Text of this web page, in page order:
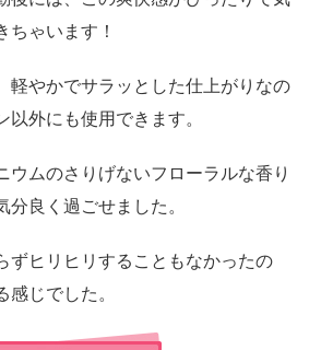
ゃいます！
軽やかでサラッとした仕上がりなの
外にも使用できます。
ウムのさりげないフローラルな香り
良く過ごせました。
ずヒリヒリすることもなかったの
じでした。